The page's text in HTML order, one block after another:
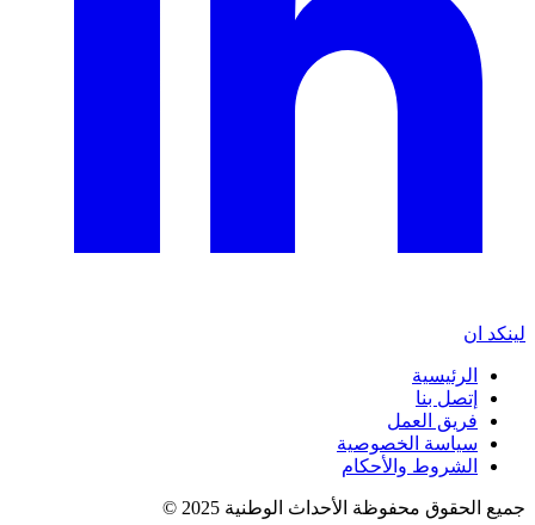
لينكد ان
الرئيسية
إتصل بنا
فريق العمل
سياسة الخصوصية
الشروط والأحكام
جميع الحقوق محفوظة الأحداث الوطنية 2025 ©